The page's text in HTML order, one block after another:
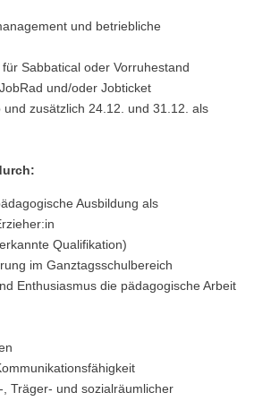
und betriebliche
Sabbatical oder Vorruhestand
und/oder Jobticket
und zusätzlich 24.12. und 31.12. als
Ausbildung als
Qualifikation)
im Ganztagsschulbereich
Enthusiasmus die pädagogische Arbeit
Träger- und sozialräumlicher